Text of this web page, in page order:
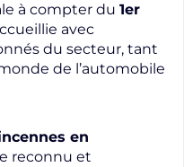
à compter du 1er
avec
du secteur, tant
de l’automobile
en
reconnu et